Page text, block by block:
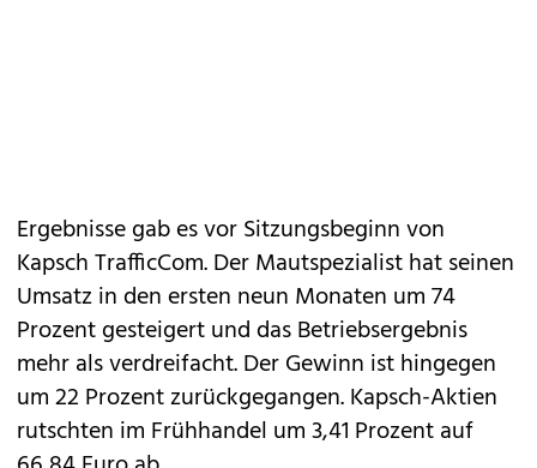
Ergebnisse gab es vor Sitzungsbeginn von
Kapsch TrafficCom. Der Mautspezialist hat seinen
Umsatz in den ersten neun Monaten um 74
Prozent gesteigert und das Betriebsergebnis
mehr als verdreifacht. Der Gewinn ist hingegen
um 22 Prozent zurückgegangen. Kapsch-Aktien
rutschten im Frühhandel um 3,41 Prozent auf